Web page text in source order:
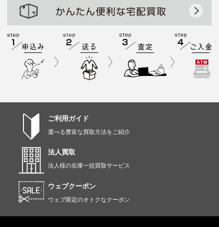
ご利用ガイド
選べる豊富な買取方法をご紹介
法人買取
法人様の在庫一括買取サービス
ウェブクーポン
ウェブ限定のオトクなクーポン